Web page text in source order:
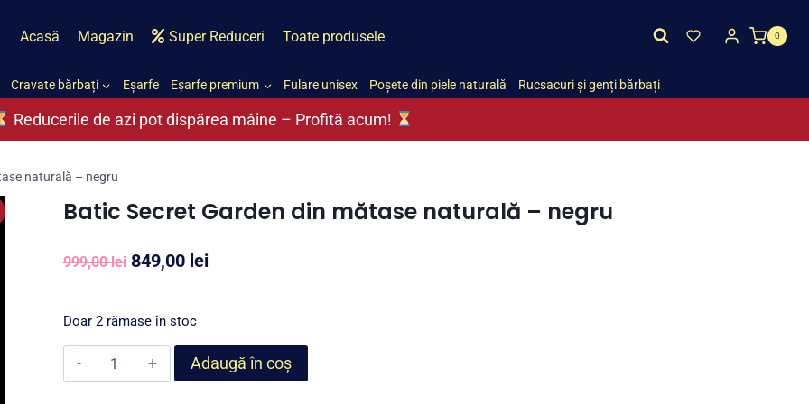
Acasă Magazin Super Reduceri Toate produsele 0
Cravate bărbați Eșarfe Eșarfe premium Fulare unisex Poșete din piele naturală Rucsacuri și genți bărbați
Reducerile de azi pot dispărea mâine – Profită acum!
naturală – negru
Batic Secret Garden din mătase naturală – negru
999,00lei Prețul
a
fost:
999,00 lei.
849,00 leiPrețul
849,00 lei.
Doar 2 rămase în stoc
Cantitate
Batic
Adaugă în coș